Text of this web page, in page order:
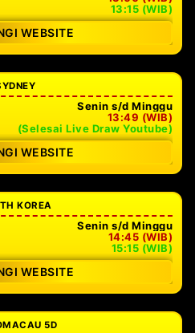
13:15 (WIB)
WEBSITE
Senin s/d Minggu
13:49 (WIB)
(Selesai Live Draw Youtube)
WEBSITE
KOREA
Senin s/d Minggu
14:45 (WIB)
15:15 (WIB)
WEBSITE
5D